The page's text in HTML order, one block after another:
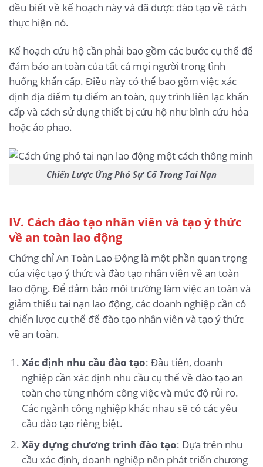
đều biết về kế hoạch này và đã được đào tạo về cách
thực hiện nó.
Kế hoạch cứu hộ cần phải bao gồm các bước cụ thể để
đảm bảo an toàn của tất cả mọi người trong tình
huống khẩn cấp. Điều này có thể bao gồm việc xác
định địa điểm tụ điểm an toàn, quy trình liên lạc khẩn
cấp và cách sử dụng thiết bị cứu hộ như bình cứu hỏa
hoặc áo phao.
Chiến Lược Ứng Phó Sự Cố Trong Tai Nạn
IV. Cách đào tạo nhân viên và tạo ý thức
về an toàn lao động
Chứng chỉ An Toàn Lao Động là một phần quan trọng
của việc tạo ý thức và đào tạo nhân viên về an toàn
lao động. Để đảm bảo môi trường làm việc an toàn và
giảm thiểu tai nạn lao động, các doanh nghiệp cần có
chiến lược cụ thể để đào tạo nhân viên và tạo ý thức
về an toàn.
Xác định nhu cầu đào tạo: Đầu tiên, doanh
nghiệp cần xác định nhu cầu cụ thể về đào tạo an
toàn cho từng nhóm công việc và mức độ rủi ro.
Các ngành công nghiệp khác nhau sẽ có các yêu
cầu đào tạo riêng biệt.
Xây dựng chương trình đào tạo: Dựa trên nhu
cầu xác định, doanh nghiệp nên phát triển chương